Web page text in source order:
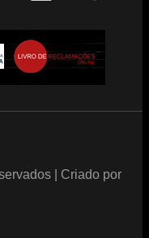
| Criado por